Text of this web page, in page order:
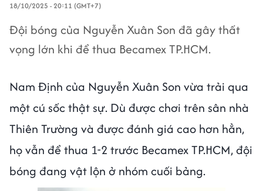
18/10/2025 - 20:11 (GMT+7)
Đội bóng của Nguyễn Xuân Son đã gây thất
vọng lớn khi để thua Becamex TP.HCM.
Nam Định của Nguyễn Xuân Son vừa trải qua
một cú sốc thật sự. Dù được chơi trên sân nhà
Thiên Trường và được đánh giá cao hơn hẳn,
họ vẫn để thua 1-2 trước Becamex TP.HCM, đội
bóng đang vật lộn ở nhóm cuối bảng.